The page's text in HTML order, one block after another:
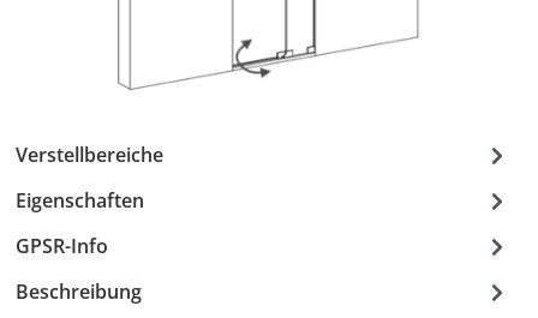
Verstellbereiche
Eigenschaften
GPSR-Info
Beschreibung